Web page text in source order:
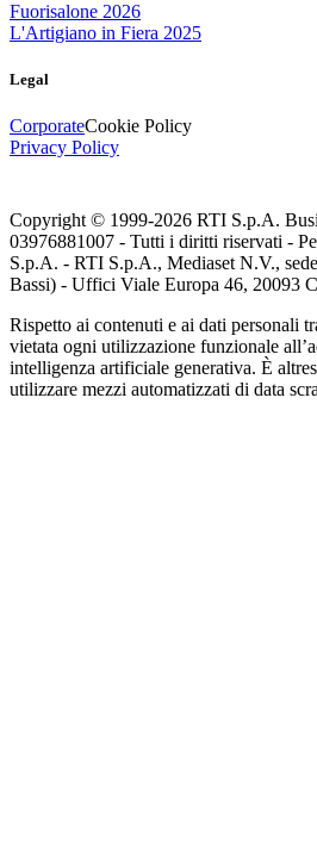
Fuorisalone 2026
L'Artigiano in Fiera 2025
Legal
CorporateCookie Policy
Privacy Policy
Copyright © 1999-2026 RTI S.p.A.
03976881007 - Tutti i diritti riservati -
S.p.A. - RTI S.p.A., Mediaset N.V.,
Bassi) - Uffici Viale Europa 46, 20093
Rispetto ai contenuti e ai dati personali
vietata ogni utilizzazione funzionale
intelligenza artificiale generativa. È
utilizzare mezzi automatizzati di data